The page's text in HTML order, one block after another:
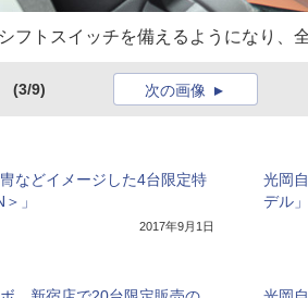
フトスイッチを備えるようになり、
(3/9) 次の画像
などイメージした4台限定特
」
2017年9月1日
光岡
デル」